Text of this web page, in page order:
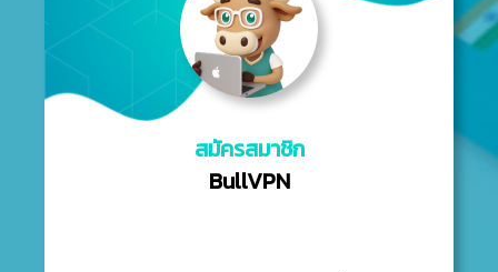
สมัครสมาชิก
BullVPN